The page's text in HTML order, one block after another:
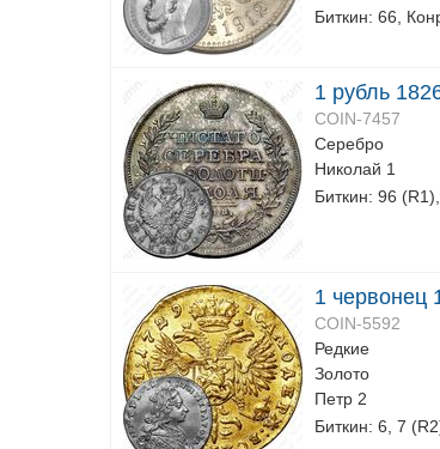
Биткин: 66,
1 рубль
COIN-7457
Серебро
Николай 1
Биткин: 96
1 червонец
COIN-5592
Редкие
Золото
Петр 2
Биткин: 6, 7